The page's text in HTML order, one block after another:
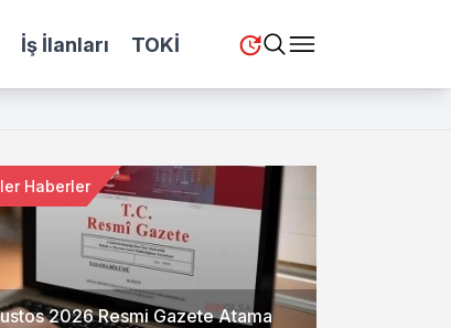
İş İlanları TOKİ
2026 Resmi Gazete Atama
Haberler